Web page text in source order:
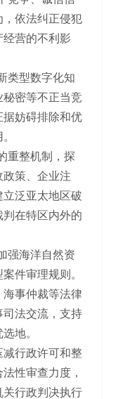
，依法纠正侵犯
营的不利影
类型数字化知
密等不正当竞
妨碍排除和优
重整机制，探
策、企业注
泛亚太地区破
在特区内外的
强海洋自然资
件审理规则。
事仲裁等法律
司法交流，支持
地。
行政许可和整
性审查力度，
行政判决执行